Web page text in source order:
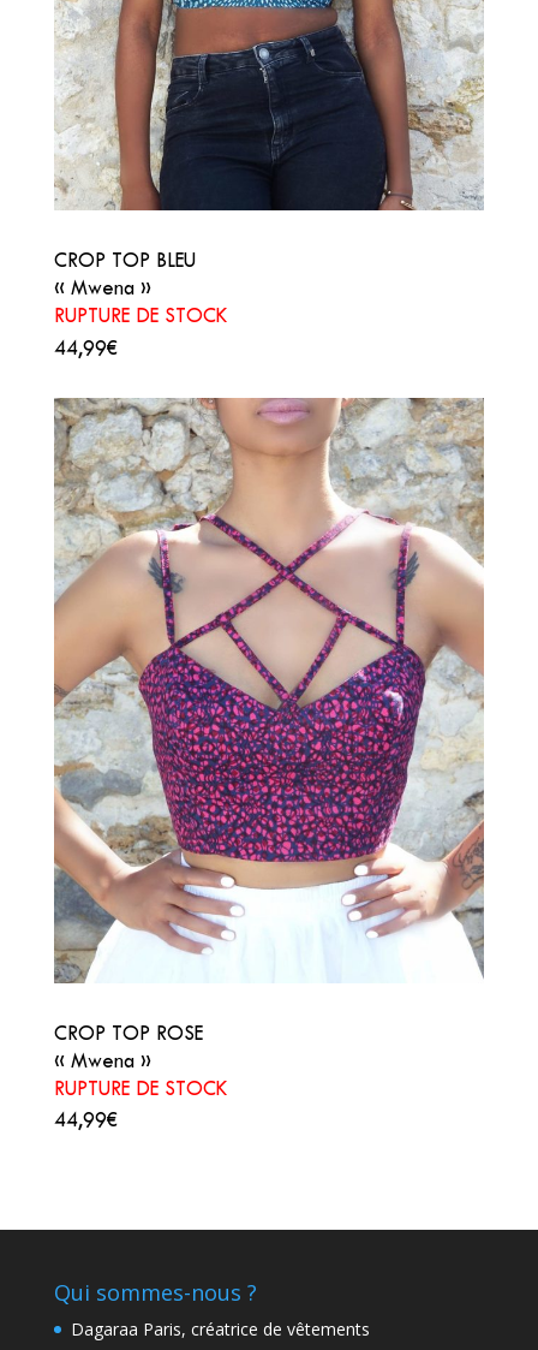
CROP TOP BLEU
« Mwena »
RUPTURE DE STOCK
44,99€
CROP TOP ROSE
« Mwena »
RUPTURE DE STOCK
44,99€
Qui sommes-nous ?
Dagaraa Paris, créatrice de vêtements